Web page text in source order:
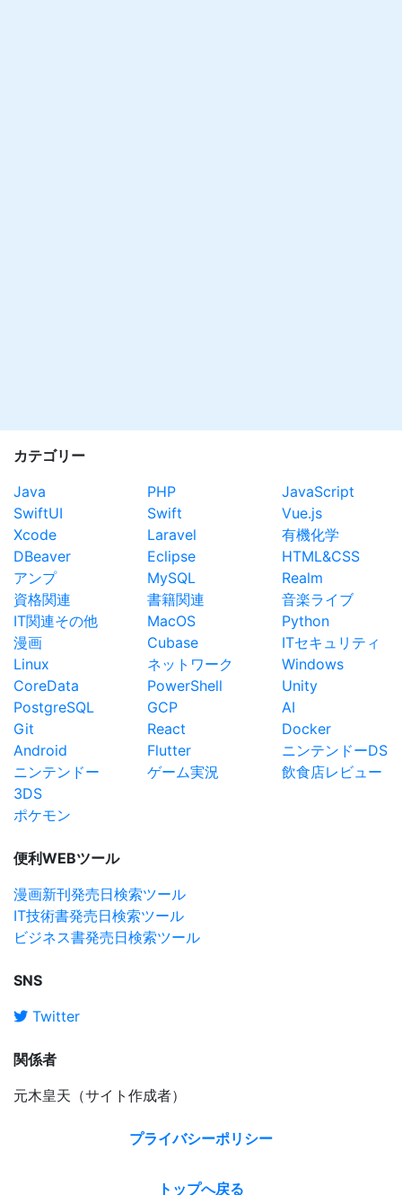
カテゴリー
Java
SwiftUI
Xcode
DBeaver
アンプ
資格関連
IT関連その他
漫画
Linux
CoreData
PostgreSQL
Git
Android
ニンテンドー
3DS
ポケモン
PHP
Swift
Laravel
Eclipse
MySQL
書籍関連
MacOS
Cubase
ネットワーク
PowerShell
GCP
React
Flutter
ゲーム実況
JavaScript
Vue.js
有機化学
HTML&CSS
Realm
音楽ライブ
Python
ITセキュリティ
Windows
Unity
AI
Docker
ニンテンドーDS
飲食店レビュー
便利WEBツール
漫画新刊発売日検索ツール
IT技術書発売日検索ツール
ビジネス書発売日検索ツール
SNS
Twitter
関係者
元木皇天（サイト作成者）
プライバシーポリシー
トップへ戻る